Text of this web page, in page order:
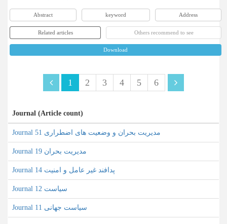
Abstract keyword Address
Related articles Others recommend to see
Download
1 2 3 4 5 6
Journal (Article count)
Journal مدیریت بحران و وضعیت های اضطراری 51
Journal مدیریت بحران 19
Journal پدافند غیر عامل و امنیت 14
Journal سیاست 12
Journal سیاست جهانی 11